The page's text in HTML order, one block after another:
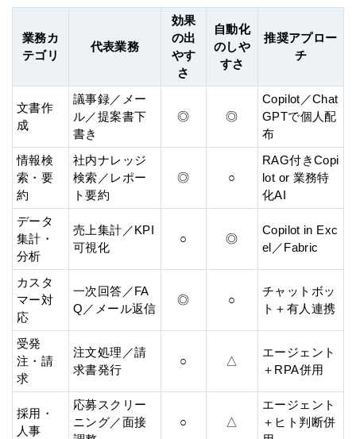
業務カ
テゴリ
代表業務
効果
の出
やす
さ
自動化
のしや
すさ
推奨アプロー
チ
文書作
成
議事録／メー
ル／提案書下
書き
◎ ◎
Copilot／Chat
GPTで個人配
布
情報検
索・要
約
社内ナレッジ
検索／レポー
ト要約
◎ ○
RAG付きCopi
lot or 業務特
化AI
データ
集計・
分析
売上集計／KPI
可視化
○ ◎
Copilot in Exc
el／Fabric
カスタ
マー対
応
一次回答／FA
Q／メール返信
◎ ○
チャットボッ
ト＋有人連携
受発
注・請
求
注文処理／請
求書発行
○ △
エージェント
＋RPA併用
採用・
人事
応募スクリー
ニング／面接
○ △
エージェント
＋ヒト判断併